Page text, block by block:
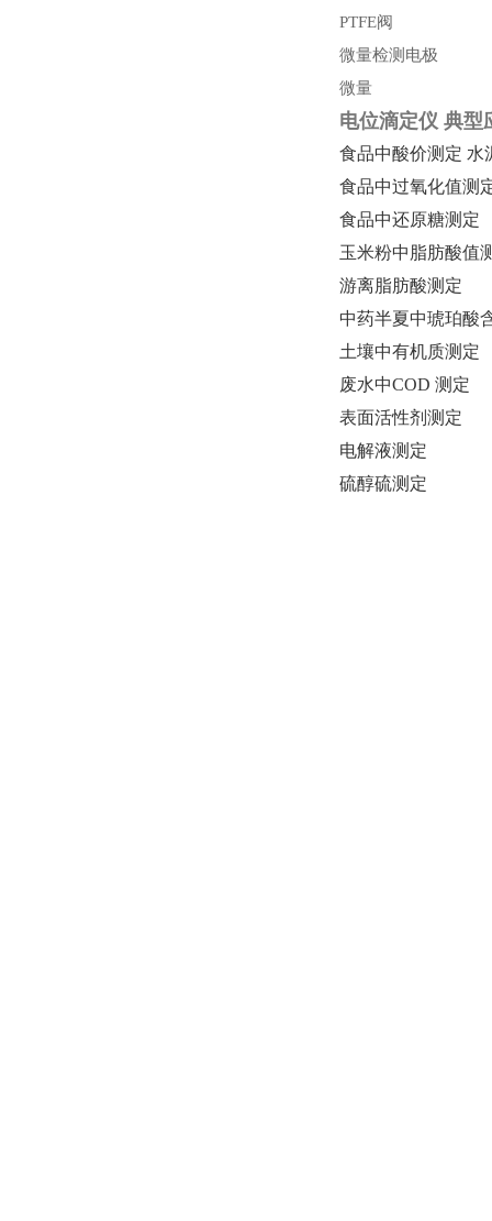
PTFE阀
微量检测电极
微量
电位滴定仪 典型
食品中酸价测定 水
食品中过氧化值测
食品中还原糖测定
玉米粉中脂肪酸值
游离脂肪酸测定
中药半夏中琥珀酸
土壤中有机质测定
废水中COD 测定
表面活性剂测定
电解液测定
硫醇硫测定